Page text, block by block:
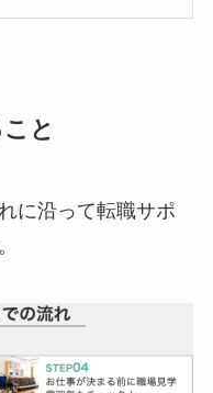
と
に沿って転職サポ